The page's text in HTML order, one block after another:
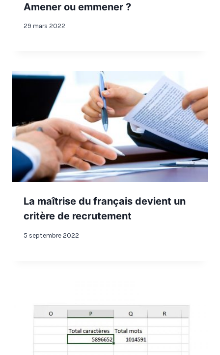
Amener ou emmener ?
29 mars 2022
La maîtrise du français devient un
critère de recrutement
5 septembre 2022